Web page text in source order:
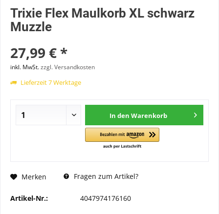
Trixie Flex Maulkorb XL schwarz
Muzzle
27,99 € *
inkl. MwSt.zzgl. Versandkosten
Lieferzeit 7 Werktage
In den Warenkorb
Merken Fragen zum Artikel?
Artikel-Nr.: 4047974176160